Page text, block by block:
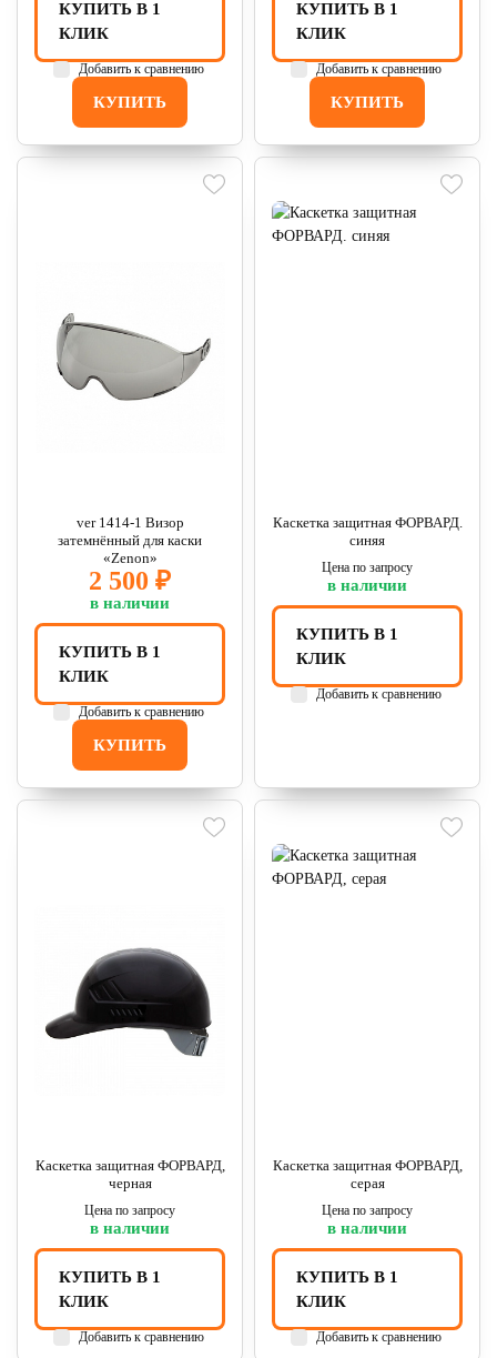
КУПИТЬ
КУПИТЬ В 1
КЛИК
Добавить к сравнению
КУПИТЬ
КУПИТЬ В 1
КЛИК
Добавить к сравнению
ver 1414-1 Визор
затемнённый для каски
«Zenon»
2 500 ₽
в наличии
КУПИТЬ
КУПИТЬ В 1
КЛИК
Добавить к сравнению
Каскетка защитная ФОРВАРД.
синяя
Цена по запросу
в наличии
КУПИТЬ В 1
КЛИК
Добавить к сравнению
Каскетка защитная ФОРВАРД,
черная
Цена по запросу
в наличии
КУПИТЬ В 1
КЛИК
Добавить к сравнению
Каскетка защитная ФОРВАРД,
серая
Цена по запросу
в наличии
КУПИТЬ В 1
КЛИК
Добавить к сравнению